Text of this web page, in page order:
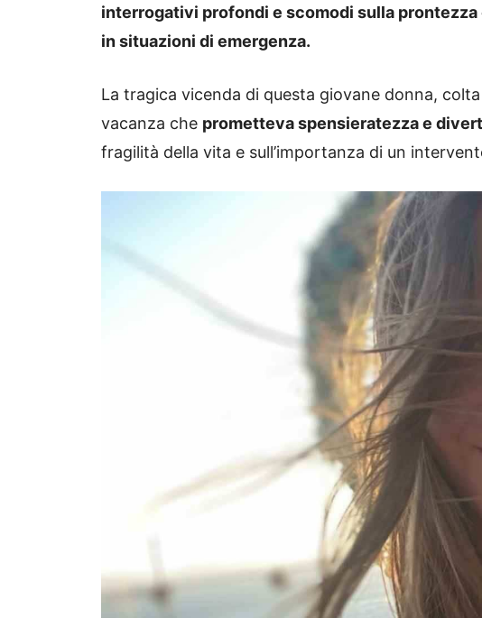
interrogativi profondi e scomodi sulla
in situazioni di emergenza.
La tragica vicenda di questa giovane donna,
vacanza che prometteva spensieratezza e
fragilità della vita e sull’importanza di un